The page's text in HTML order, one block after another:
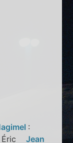
:
ÉricJean